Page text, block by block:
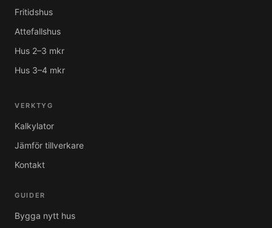
Fritidshus
Attefallshus
Hus 2–3 mkr
Hus 3–4 mkr
VERKTYG
Kalkylator
Jämför tillverkare
Kontakt
GUIDER
Bygga nytt hus